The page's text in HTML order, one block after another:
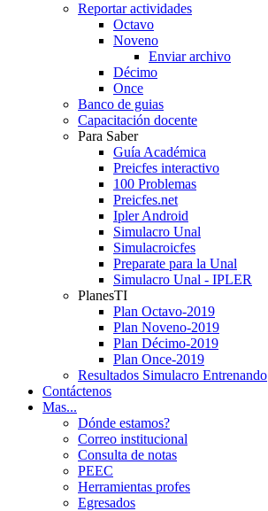
Reportar actividades
Octavo
Noveno
Enviar archivo
Décimo
Once
Banco de guias
Capacitación docente
Para Saber
Guía Académica
Preicfes interactivo
100 Problemas
Preicfes.net
Ipler Android
Simulacro Unal
Simulacroicfes
Preparate para la Unal
Simulacro Unal - IPLER
PlanesTI
Plan Octavo-2019
Plan Noveno-2019
Plan Décimo-2019
Plan Once-2019
Resultados Simulacro Entrenando
Contáctenos
Mas...
Dónde estamos?
Correo institucional
Consulta de notas
PEEC
Herramientas profes
Egresados